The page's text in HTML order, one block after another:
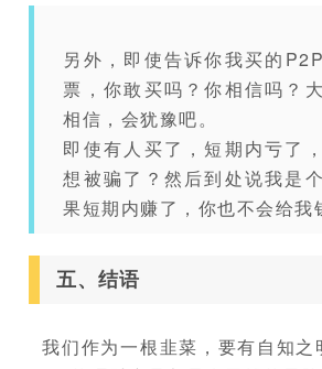
另外，即使告诉你我买的
票，你敢买吗？你相信吗？
相信，会犹豫吧。
即使有人买了，短期内亏了
想被骗了？然后到处说我是
果短期内赚了，你也不会给我
五、结语
我们作为一根韭菜，要有自知之